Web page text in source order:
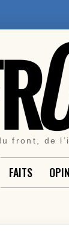
front, de
FAITS